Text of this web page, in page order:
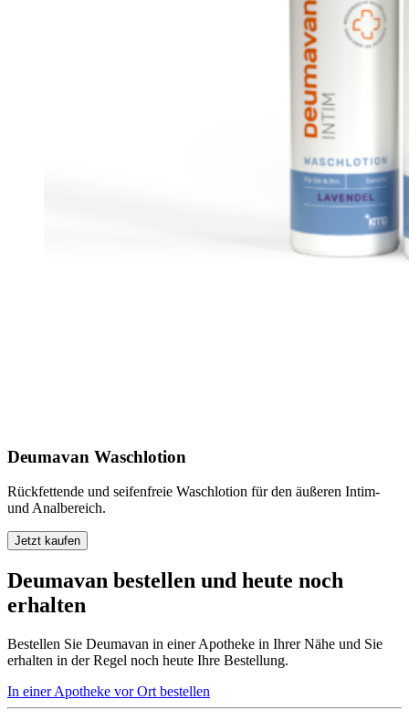
Deumavan Waschlotion
Rückfettende und seifenfreie Waschlotion für den äußeren Intim-
und Analbereich.
Jetzt kaufen
Deumavan bestellen und heute noch
erhalten
Bestellen Sie Deumavan in einer Apotheke in Ihrer Nähe und Sie
erhalten in der Regel noch heute Ihre Bestellung.
In einer Apotheke vor Ort bestellen